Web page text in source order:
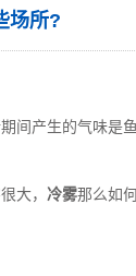
场所?
间产生的气味是鱼
大， 冷雾那么如